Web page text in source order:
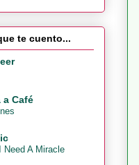
te cuento...
a Café
Need A Miracle